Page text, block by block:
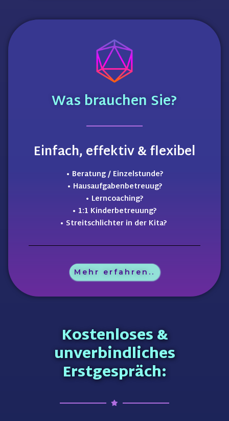
Was brauchen Sie?
Einfach, effektiv & flexibel
• Beratung / Einzelstunde?
• Hausaufgabenbetreuug?
• Lerncoaching?
• 1:1 Kinderbetreuung?
• Streitschlichter in der Kita?
Mehr erfahren..
Kostenloses &
unverbindliches
Erstgespräch: